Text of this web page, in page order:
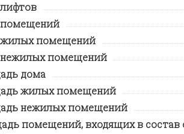
жилых помещений
помещений
дома
жилых помещений
нежилых помещений
помещений, входящих в